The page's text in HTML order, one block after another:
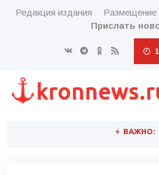
Редакция издания Размещение
Прислать
ВАЖНО: